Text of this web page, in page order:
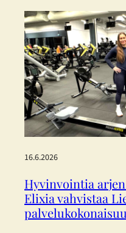
standardeja mukaillen.
kestävyysraportoinnin
raportoida
Konsernin
EFRAG:n (European
Group) joulukuussa
yksinkertaistettuja
haluun…
16.6.2026
Hyvinvointia
Elixia vahvistaa